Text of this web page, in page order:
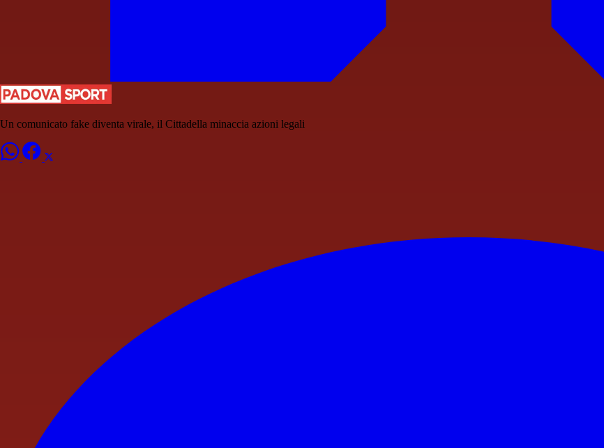
Un comunicato fake diventa virale, il Cittadella minaccia azioni legali